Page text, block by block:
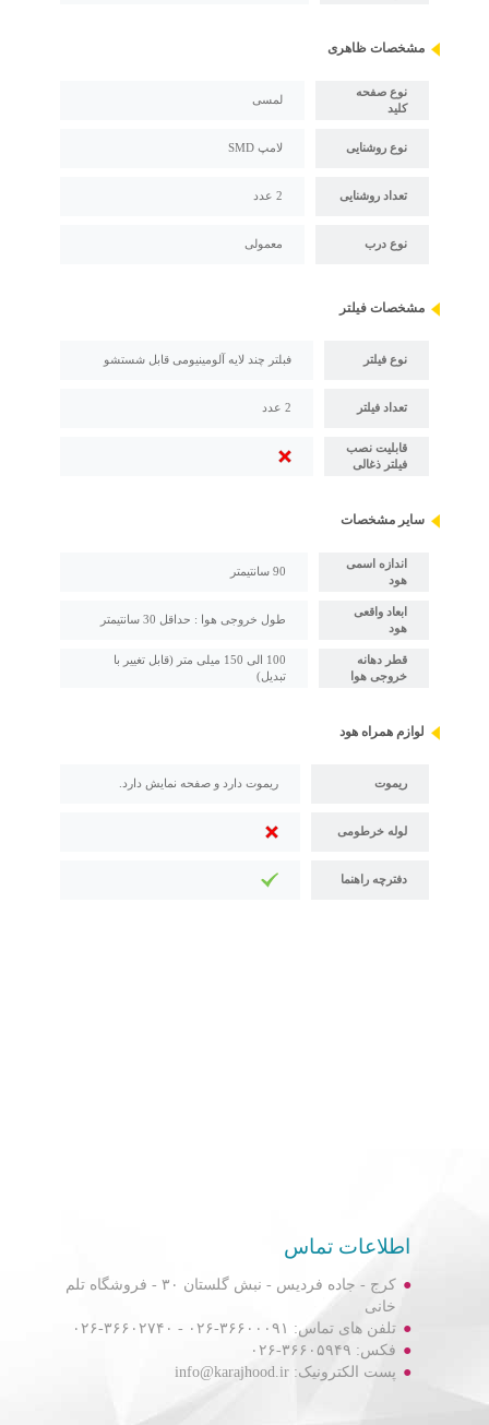
مشخصات ظاهری
نوع صفحه
کلید
لمسی
نوع روشنایی لامپ SMD
تعداد روشنایی 2 عدد
نوع درب معمولی
مشخصات فیلتر
نوع فیلتر فبلتر چند لایه آلومینیومی قابل شستشو
تعداد فیلتر 2 عدد
قابلیت نصب
فیلتر ذغالی
سایر مشخصات
اندازه اسمی
هود
90 سانتیمتر
ابعاد واقعی
هود
طول خروجی هوا : حداقل 30 سانتیمتر
قطر دهانه
خروجی هوا
100 الی 150 میلی متر (قابل تغییر با
تبدیل)
لوازم همراه هود
ریموت ریموت دارد و صفحه نمایش دارد.
لوله خرطومی
دفترچه راهنما
اطلاعات تماس
کرج - جاده فردیس - نبش گلستان ۳۰ - فروشگاه تلم
خانی
تلفن های تماس: ۳۶۶۰۰۰۹۱-۰۲۶ - ۳۶۶۰۲۷۴۰-۰۲۶
فکس: ۳۶۶۰۵۹۴۹-۰۲۶
پست الکترونیک: info@karajhood.ir